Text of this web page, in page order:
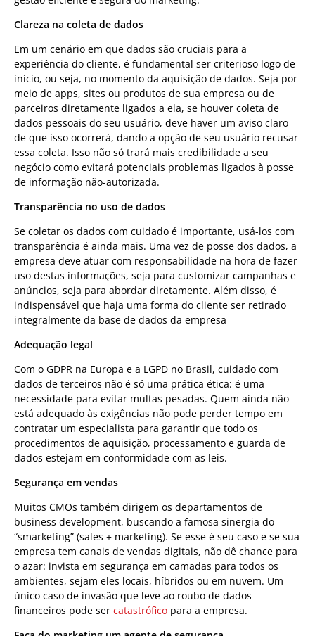
Clareza na coleta de dados
Em um cenário em que dados são cruciais para a
experiência do cliente, é fundamental ser criterioso logo de
início, ou seja, no momento da aquisição de dados. Seja por
meio de apps, sites ou produtos de sua empresa ou de
parceiros diretamente ligados a ela, se houver coleta de
dados pessoais do seu usuário, deve haver um aviso claro
de que isso ocorrerá, dando a opção de seu usuário recusar
essa coleta. Isso não só trará mais credibilidade a seu
negócio como evitará potenciais problemas ligados à posse
de informação não-autorizada.
Transparência no uso de dados
Se coletar os dados com cuidado é importante, usá-los com
transparência é ainda mais. Uma vez de posse dos dados, a
empresa deve atuar com responsabilidade na hora de fazer
uso destas informações, seja para customizar campanhas e
anúncios, seja para abordar diretamente. Além disso, é
indispensável que haja uma forma do cliente ser retirado
integralmente da base de dados da empresa
Adequação legal
Com o GDPR na Europa e a LGPD no Brasil, cuidado com
dados de terceiros não é só uma prática ética: é uma
necessidade para evitar multas pesadas. Quem ainda não
está adequado às exigências não pode perder tempo em
contratar um especialista para garantir que todo os
procedimentos de aquisição, processamento e guarda de
dados estejam em conformidade com as leis.
Segurança em vendas
Muitos CMOs também dirigem os departamentos de
business development, buscando a famosa sinergia do
“smarketing” (sales + marketing). Se esse é seu caso e se sua
empresa tem canais de vendas digitais, não dê chance para
o azar: invista em segurança em camadas para todos os
ambientes, sejam eles locais, híbridos ou em nuvem. Um
único caso de invasão que leve ao roubo de dados
financeiros pode ser catastrófico para a empresa.